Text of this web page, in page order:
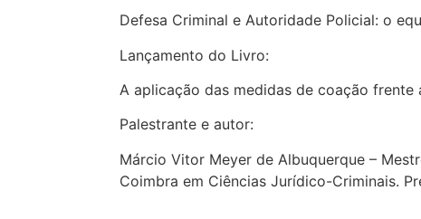
Defesa Criminal e Autoridade Policial: o
Lançamento do Livro:
A aplicação das medidas de coação
Palestrante e autor:
Márcio Vitor Meyer de Albuquerque –
Coimbra em Ciências Jurídico-Criminais.